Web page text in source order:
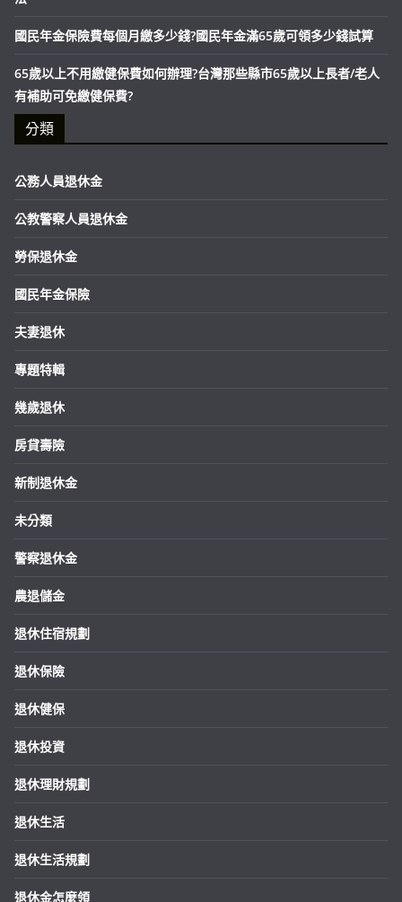
國民年金保險費每個月繳多少錢?國民年金滿65歲可領多少錢試算
65歲以上不用繳健保費如何辦理?台灣那些縣市65歲以上長者/老人
有補助可免繳健保費?
分類
公務人員退休金
公教警察人員退休金
勞保退休金
國民年金保險
夫妻退休
專題特輯
幾歲退休
房貸壽險
新制退休金
未分類
警察退休金
農退儲金
退休住宿規劃
退休保險
退休健保
退休投資
退休理財規劃
退休生活
退休生活規劃
退休金怎麼領